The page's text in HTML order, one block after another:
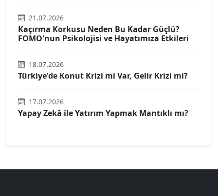
21.07.2026
Kaçırma Korkusu Neden Bu Kadar Güçlü?
FOMO'nun Psikolojisi ve Hayatımıza Etkileri
18.07.2026
Türkiye'de Konut Krizi mi Var, Gelir Krizi mi?
17.07.2026
Yapay Zekâ ile Yatırım Yapmak Mantıklı mı?